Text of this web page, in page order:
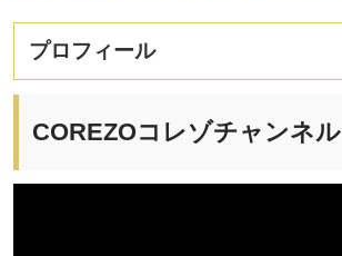
プロフィール
COREZOコレゾチャンネル